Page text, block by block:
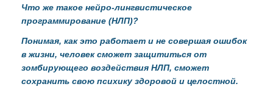
Виктор Рогожкин. Коротко о важном
Запрещённые видео НИЦ "ЭНИО"
Советские учебники
Что же такое нейро-лингвистическое
программирование (НЛП)?
Понимая, как это работает и не совершая ошибок
в жизни, человек сможет защититься от
зомбирующего воздействия НЛП, сможет
сохранить свою психику здоровой и целостной.